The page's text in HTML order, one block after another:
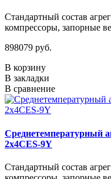
Стандартный состав
компрессоры, запорные
898079 руб.
В корзину
В закладки
В сравнение
Среднетемпературный
2x4CES-9Y
Стандартный состав